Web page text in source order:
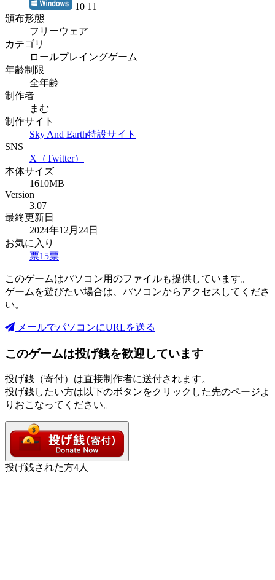
10 11
頒布形態
フリーウェア
カテゴリ
ロールプレイングゲーム
年齢制限
全年齢
制作者
まむ
制作サイト
Sky And Earth特設サイト
SNS
X（Twitter）
本体サイズ
1610MB
Version
3.07
最終更新日
2024年12月24日
お気に入り
票15票
このゲームはパソコン用のファイルも提供しています。
ゲームを遊びたい場合は、パソコンからアクセスしてくださ
い。
メールでパソコンにURLを送る
このゲームは投げ銭を歓迎しています
投げ銭（寄付）は直接制作者に送付されます。
投げ銭したい方は以下のボタンをクリックした先のページよ
りおこなってください。
投げ銭された方4人